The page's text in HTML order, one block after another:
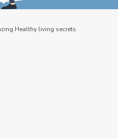
Healthy living secrets